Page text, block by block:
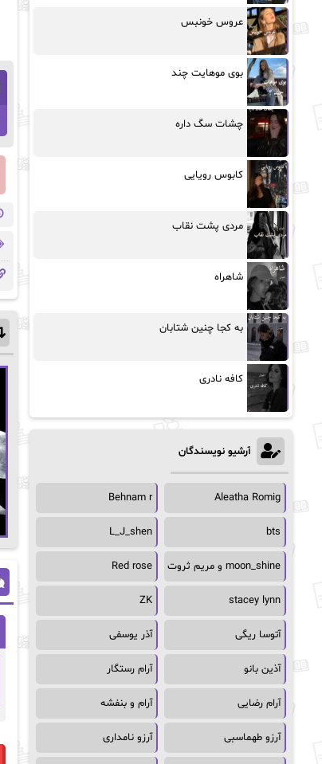
عروس خونبس
بوی موهایت چند
چشات سگ داره
کابوس رویایی
مردی پشت نقاب
شاهراه
به کجا چنین شتابان
کافه نادری
آرشیو نویسندگان
Aleatha Romig
Behnam r
bts
L_J_shen
moon_shine و مریم ثروت Red rose
stacey lynn
ZK
آتوسا ریگی آذر یوسفی
آذین بانو آرام رستگار
آرام رضایی آرام و بنفشه
آرزو طهماسبی آرزو نامداری